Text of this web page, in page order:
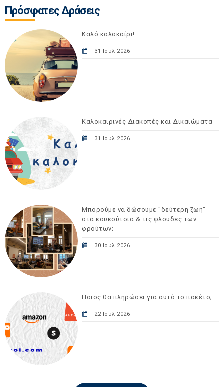
Πρόσφατες Δράσεις
Καλό καλοκαίρι!
31 Ιουλ 2026
Καλοκαιρινές Διακοπές και Δικαιώματα
31 Ιουλ 2026
Μπορούμε να δώσουμε "δεύτερη ζωή"
στα κουκούτσια & τις φλούδες των
φρούτων;
30 Ιουλ 2026
Ποιος θα πληρώσει για αυτό το πακέτο;
22 Ιουλ 2026